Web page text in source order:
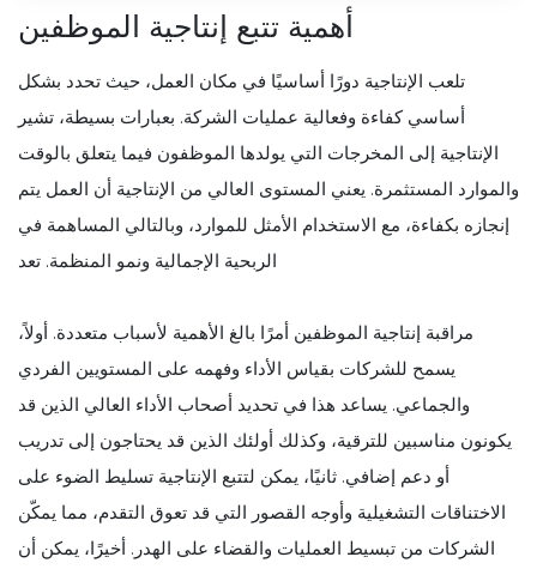
أهمية تتبع إنتاجية الموظفين
تلعب الإنتاجية دورًا أساسيًا في مكان العمل، حيث تحدد بشكل
أساسي كفاءة وفعالية عمليات الشركة. بعبارات بسيطة، تشير
الإنتاجية إلى المخرجات التي يولدها الموظفون فيما يتعلق بالوقت
والموارد المستثمرة. يعني المستوى العالي من الإنتاجية أن العمل يتم
إنجازه بكفاءة، مع الاستخدام الأمثل للموارد، وبالتالي المساهمة في
الربحية الإجمالية ونمو المنظمة. تعد
مراقبة إنتاجية الموظفين أمرًا بالغ الأهمية لأسباب متعددة. أولاً،
يسمح للشركات بقياس الأداء وفهمه على المستويين الفردي
والجماعي. يساعد هذا في تحديد أصحاب الأداء العالي الذين قد
يكونون مناسبين للترقية، وكذلك أولئك الذين قد يحتاجون إلى تدريب
أو دعم إضافي. ثانيًا، يمكن لتتبع الإنتاجية تسليط الضوء على
الاختناقات التشغيلية وأوجه القصور التي قد تعوق التقدم، مما يمكّن
الشركات من تبسيط العمليات والقضاء على الهدر. أخيرًا، يمكن أن